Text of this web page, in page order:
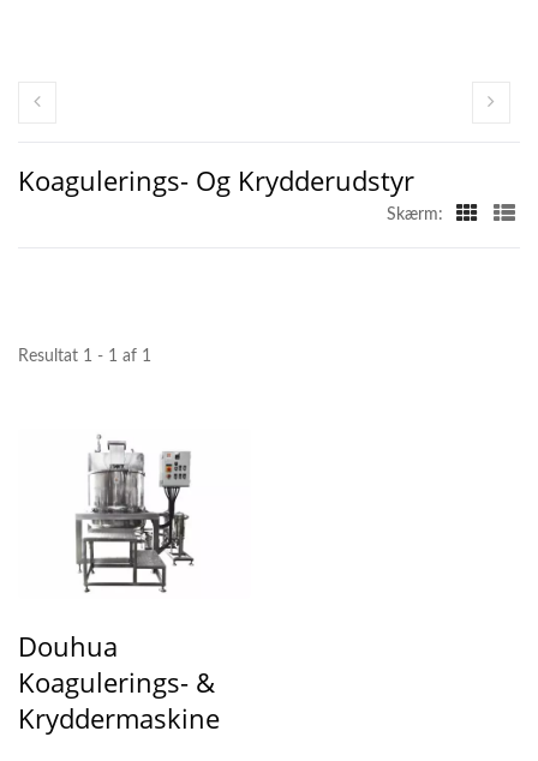
Koagulerings- Og Krydderudstyr
Skærm:
Resultat 1 - 1 af 1
Douhua
Koagulerings- &
Kryddermaskine